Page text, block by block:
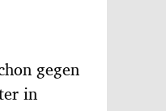
gegen
in